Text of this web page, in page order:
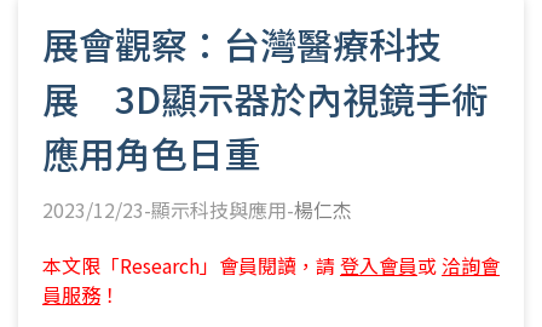
展會觀察：台灣醫療科技
展 3D顯示器於內視鏡手術
應用角色日重
2023/12/23-顯示科技與應用-楊仁杰
本文限「Research」會員閱讀，請 登入會員或 洽詢會
員服務 ！